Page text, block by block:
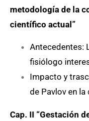
metodología de la
científico actual”
Antecedentes:
fisiólogo
Impacto y
de Pavlov en
Cap. II “Gestación